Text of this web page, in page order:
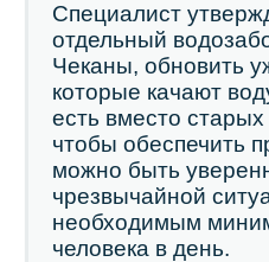
Специалист
отдельный
Чеканы, обновить
которые качают
есть вместо
чтобы обеспечить
можно быть
чрезвычайной
необходимым
человека в день.